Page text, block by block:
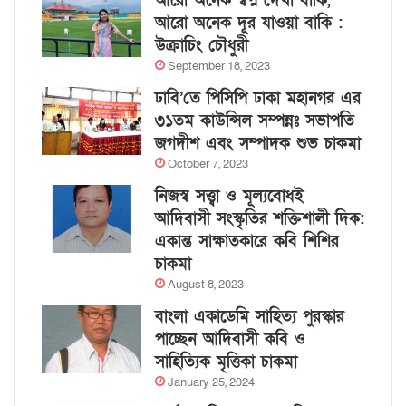
আরো অনেক দূর যাওয়া বাকি :
উক্রাচিং চৌধুরী
September 18, 2023
ঢাবি’তে পিসিপি ঢাকা মহানগর এর
৩১তম কাউন্সিল সম্পন্নঃ সভাপতি
জগদীশ এবং সম্পাদক শুভ চাকমা
October 7, 2023
নিজস্ব সত্ত্বা ও মূল্যবোধই
আদিবাসী সংস্কৃতির শক্তিশালী দিক:
একান্ত সাক্ষাতকারে কবি শিশির
চাকমা
August 8, 2023
বাংলা একাডেমি সাহিত্য পুরস্কার
পাচ্ছেন আদিবাসী কবি ও
সাহিত্যিক মৃত্তিকা চাকমা
January 25, 2024